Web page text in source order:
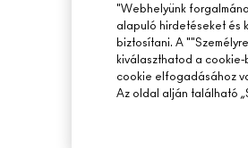
"Webhelyünk
alapuló hirdetéseket és
biztosítani. A
kiválaszthatod a
cookie elfogadásához
Az oldal alján található